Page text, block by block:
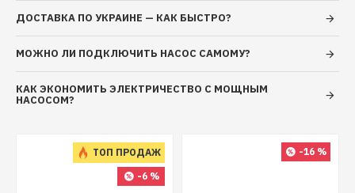
ДОСТАВКА ПО УКРАИНЕ — КАК БЫСТРО?
МОЖНО ЛИ ПОДКЛЮЧИТЬ НАСОС САМОМУ?
КАК ЭКОНОМИТЬ ЭЛЕКТРИЧЕСТВО С МОЩНЫМ
НАСОСОМ?
ТОП ПРОДАЖ
-6 %
-16 %